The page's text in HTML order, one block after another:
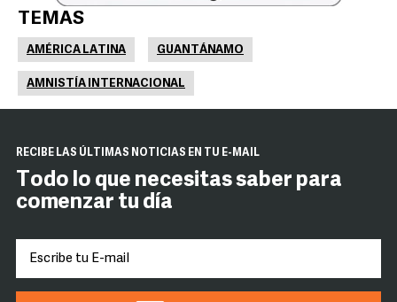
TEMAS
AMÉRICA LATINA GUANTÁNAMO
AMNISTÍA INTERNACIONAL
RECIBE LAS ÚLTIMAS NOTICIAS EN TU E-MAIL
Todo lo que necesitas saber para
comenzar tu día